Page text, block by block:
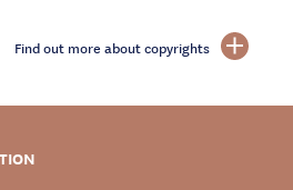
Find out more about copyrights